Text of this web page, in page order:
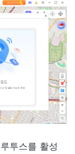
투스를 활성